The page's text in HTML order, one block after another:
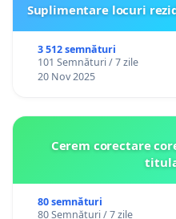
Suplimentare locuri
3 512 semnături
101 Semnături / 7 zile
20 Nov 2025
Cerem corectare
80 semnături
80 Semnături / 7 zile